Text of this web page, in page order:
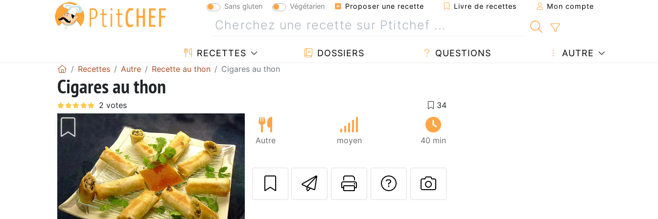
Sans gluten Végétarien Proposer une recette Livre de recettes Mon compte
RECETTES DOSSIERS QUESTIONS AUTRE
Recettes Autre Recette au thon Cigares au thon
Cigares au thon
Autre moyen 40 min
Envoyer cette recette à un ami
Imprimer cette page
Poser une question à l'auteur
Publier votre photo de cette